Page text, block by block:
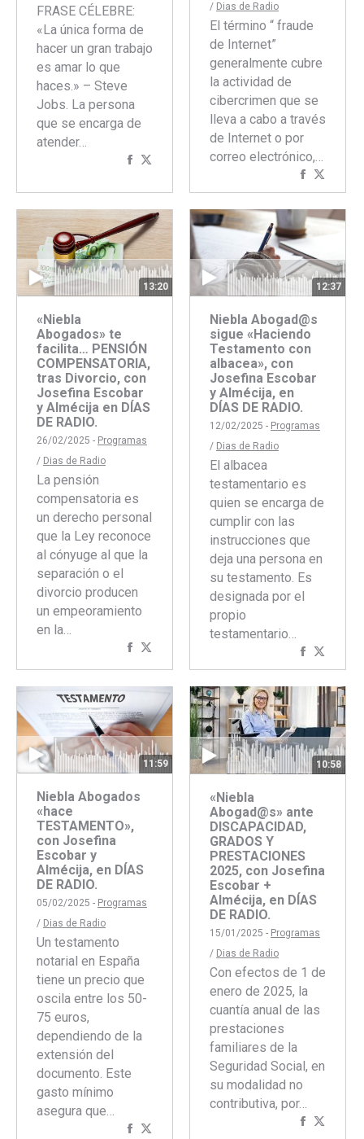
FRASE CÉLEBRE:
«La única forma de
hacer un gran trabajo
es amar lo que
haces.» – Steve
Jobs. La persona
que se encarga de
atender…
Compartir
Facebook
Twitter
/ Dias de Radio
El término “ fraude
de Internet”
generalmente cubre
la actividad de
cibercrimen que se
lleva a cabo a través
de Internet o por
correo electrónico,…
Compartir
concon
13:20
«Niebla
Abogados» te
facilita… PENSIÓN
COMPENSATORIA,
tras Divorcio, con
Josefina Escobar
y Almécija en DÍAS
DE RADIO.
26/02/2025 - Programas
/ Dias de Radio
La pensión
compensatoria es
un derecho personal
que la Ley reconoce
al cónyuge al que la
separación o el
divorcio producen
un empeoramiento
en la…
Compartir
con
Facebook
con
Twitter
12:37
Niebla Abogad@s
sigue «Haciendo
Testamento con
albacea», con
Josefina Escobar
y Almécija, en
DÍAS DE RADIO.
12/02/2025 - Programas
/ Dias de Radio
El albacea
testamentario es
quien se encarga de
cumplir con las
instrucciones que
deja una persona en
su testamento. Es
designada por el
propio
testamentario…
Compartir
concon
11:59
Niebla Abogados
«hace
TESTAMENTO»,
con Josefina
Escobar y
Almécija, en DÍAS
DE RADIO.
05/02/2025 - Programas
/ Dias de Radio
Un testamento
notarial en España
tiene un precio que
oscila entre los 50-
75 euros,
dependiendo de la
extensión del
documento. Este
gasto mínimo
asegura que…
Compartir
10:58
«Niebla
Abogad@s» ante
DISCAPACIDAD,
GRADOS Y
PRESTACIONES
2025, con Josefina
Escobar +
Almécija, en DÍAS
DE RADIO.
15/01/2025 - Programas
/ Dias de Radio
Con efectos de 1 de
enero de 2025, la
cuantía anual de las
prestaciones
familiares de la
Seguridad Social, en
su modalidad no
contributiva, por…
Compartir